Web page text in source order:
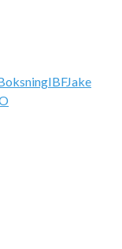
IBFJake